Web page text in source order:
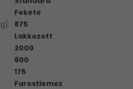
Fekete
: 875
Lakkozott
2000
600
175
Farostlemez